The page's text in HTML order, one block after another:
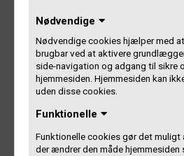
Nødvendige
Nødvendige cookies hjælper med
brugbar ved at aktivere
side-navigation og adgang til sikre
hjemmesiden. Hjemmesiden kan
uden disse cookies.
Funktionelle
Funktionelle cookies gør det muligt
der ændrer den måde hjemmesiden
Føles godt
URO feat. Mekdes